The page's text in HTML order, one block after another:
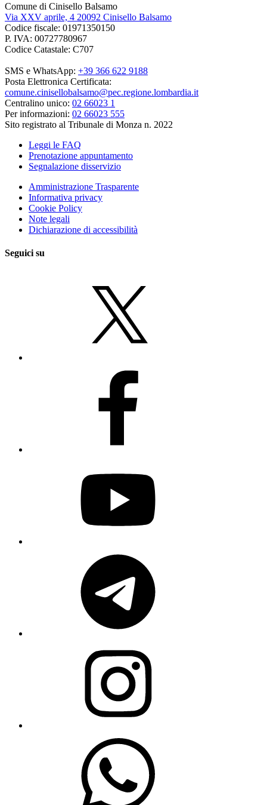
Comune di Cinisello Balsamo
Via XXV aprile, 4 20092 Cinisello Balsamo
Codice fiscale: 01971350150
P. IVA: 00727780967
Codice Catastale: C707
SMS e WhatsApp: +39 366 622 9188
Posta Elettronica Certificata:
comune.cinisellobalsamo@pec.regione.lombardia.it
Centralino unico: 02 66023 1
Per informazioni: 02 66023 555
Sito registrato al Tribunale di Monza n. 2022
Leggi le FAQ
Prenotazione appuntamento
Segnalazione disservizio
Amministrazione Trasparente
Informativa privacy
Cookie Policy
Note legali
Dichiarazione di accessibilità
Seguici su